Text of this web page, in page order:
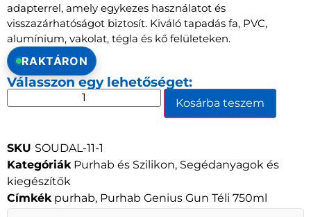
adapterrel, amely egykezes használatot és
visszazárhatóságot biztosít. Kiváló tapadás fa, PVC,
alumínium, vakolat, tégla és kő felületeken.
RAKTÁRON
Válasszon egy lehetőséget:
Kosárba teszem
SKU SOUDAL-11-1
Kategóriák Purhab és Szilikon, Segédanyagok és
kiegészítők
Címkék purhab, Purhab Genius Gun Téli 750ml